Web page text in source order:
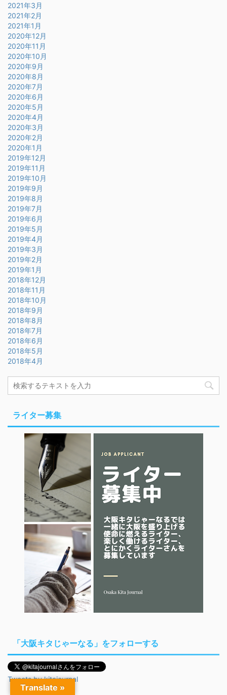
2021年3月
2021年2月
2021年1月
2020年12月
2020年11月
2020年10月
2020年9月
2020年8月
2020年7月
2020年6月
2020年5月
2020年4月
2020年3月
2020年2月
2020年1月
2019年12月
2019年11月
2019年10月
2019年9月
2019年8月
2019年7月
2019年6月
2019年5月
2019年4月
2019年3月
2019年2月
2019年1月
2018年12月
2018年11月
2018年10月
2018年9月
2018年8月
2018年7月
2018年6月
2018年5月
2018年4月
ライター募集
「大阪キタじゃーなる」をフォローする
Tweets by kitajournal
Translate »